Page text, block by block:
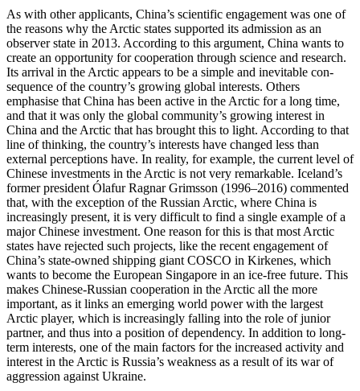
As with other applicants, China’s scientific engagement was one of
the reasons why the Arctic states supported its admis­sion as an
observer state in 2013. According to this argument, China wants to
create an opportunity for cooperation through science and research.
Its arrival in the Arctic ap­pears to be a simple and inevitable con­
sequence of the country’s growing global interests. Others
emphasise that China has been active in the Arctic for a long time,
and that it was only the global community’s growing interest in
China and the Arc­tic that has brought this to light. According to that
line of thinking, the country’s inter­ests have changed less than
external per­ceptions have. In reality, for example, the current level of
Chinese investments in the Arctic is not very remarkable. Iceland’s
former president Ólafur Ragnar Grimsson (1996–2016) commented
that, with the exception of the Russian Arctic, where China is
increasingly present, it is very difficult to find a single example of a
major Chinese investment. One reason for this is that most Arctic
states have rejected such projects, like the recent engagement of
China’s state-owned shipping giant COSCO in Kirkenes, which
wants to become the European Singapore in an ice-free future. This
makes Chinese-Russian cooperation in the Arctic all the more
important, as it links an emerg­ing world power with the largest
Arctic player, which is increasingly falling into the role of junior
partner, and thus into a posi­tion of dependency. In addition to long-
term interests, one of the main factors for the increased activity and
inter­est in the Arctic is Russia’s weakness as a result of its war of
aggression against Ukraine.